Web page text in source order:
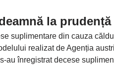
la prudență
suplimentare din cauza
realizat de Agenția
au înregistrat decese